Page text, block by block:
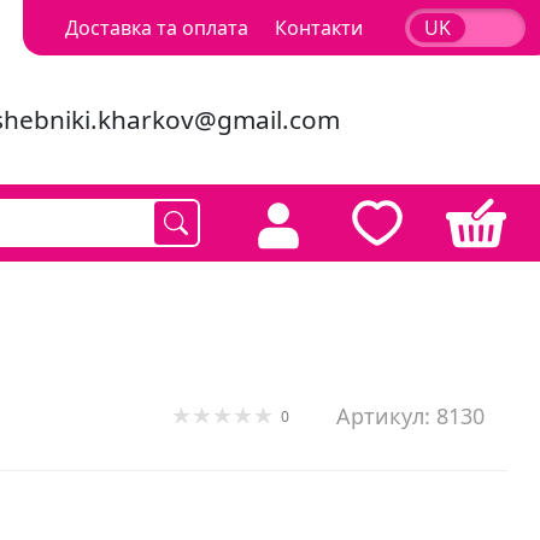
Доставка та оплата Контакти UK
0 Артикул: 8130